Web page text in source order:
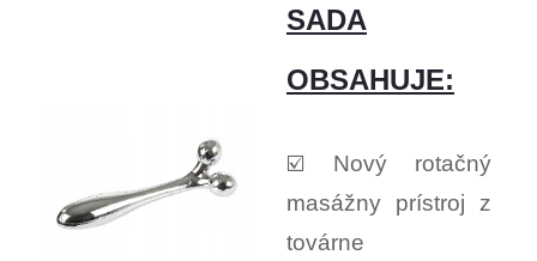
SADA
OBSAHUJE:
☑️ Nový rotačný
masážny prístroj z
továrne